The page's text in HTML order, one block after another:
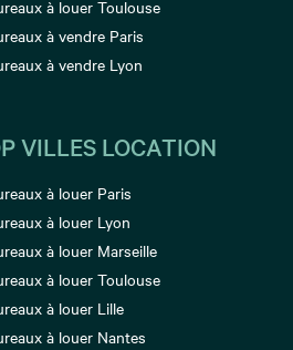
à louer Toulouse
à vendre Paris
à vendre Lyon
VILLES LOCATION
à louer Paris
à louer Lyon
à louer Marseille
à louer Toulouse
à louer Lille
à louer Nantes